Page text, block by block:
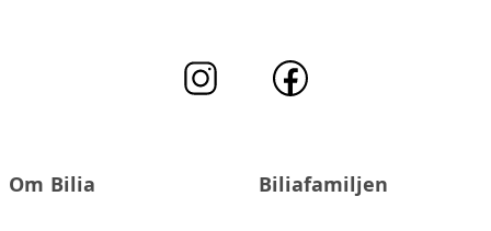
Om Bilia Biliafamiljen